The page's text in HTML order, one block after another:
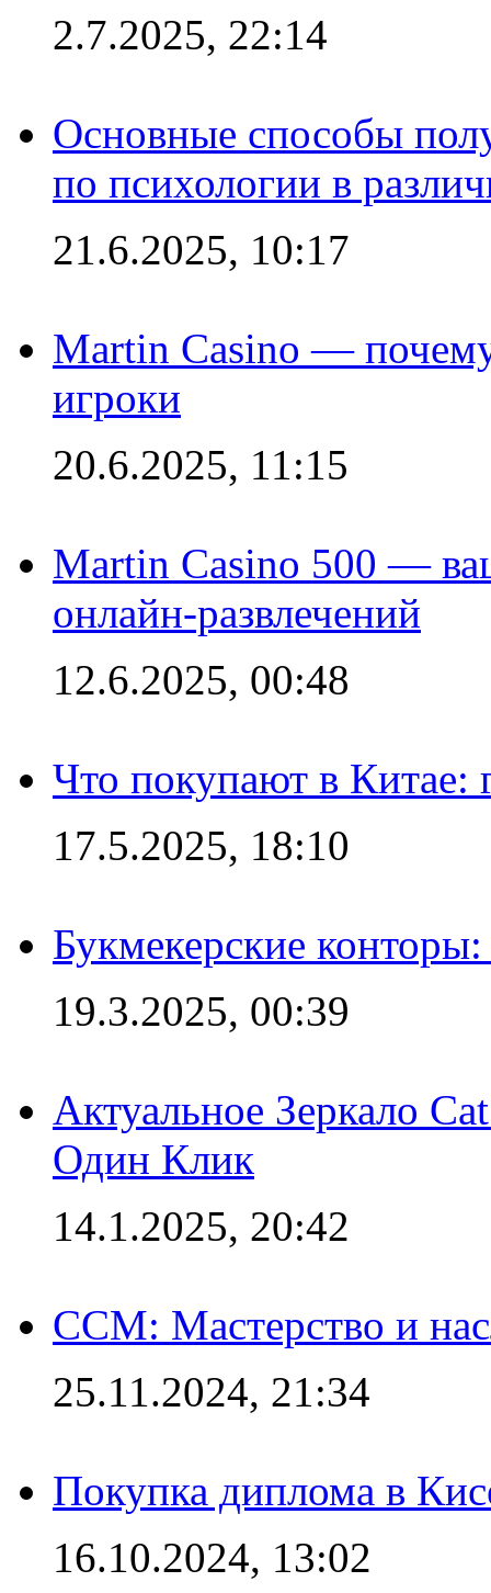
2.7.2025, 22:14
Основные способы
по психологии в
21.6.2025, 10:17
Martin Casino —
игроки
20.6.2025, 11:15
Martin Casino 500 —
онлайн-развлечений
12.6.2025, 00:48
Что покупают в Китае:
17.5.2025, 18:10
Букмекерские
19.3.2025, 00:39
Актуальное Зеркало
Один Клик
14.1.2025, 20:42
CCM: Мастерство и
25.11.2024, 21:34
Покупка диплома в
16.10.2024, 13:02